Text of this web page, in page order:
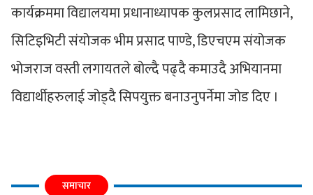
कार्यक्रममा विद्यालयमा प्रधानाध्यापक कुलप्रसाद लामिछाने,
सिटिइभिटी संयोजक भीम प्रसाद पाण्डे, डिएचएम संयोजक
भोजराज वस्ती लगायतले बोल्दै पढ्दै कमाउदै अभियानमा
विद्यार्थीहरुलाई जोड्दै सिपयुक्त बनाउनुपर्नेमा जोड दिए ।
समाचार